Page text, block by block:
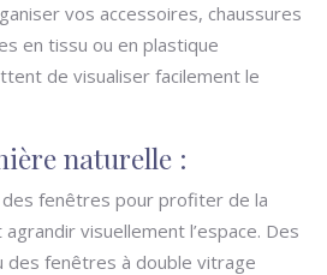
vos accessoires, chaussures
en tissu ou en plastique
de visualiser facilement le
naturelle :
fenêtres pour profiter de la
visuellement l’espace. Des
des fenêtres à double vitrage